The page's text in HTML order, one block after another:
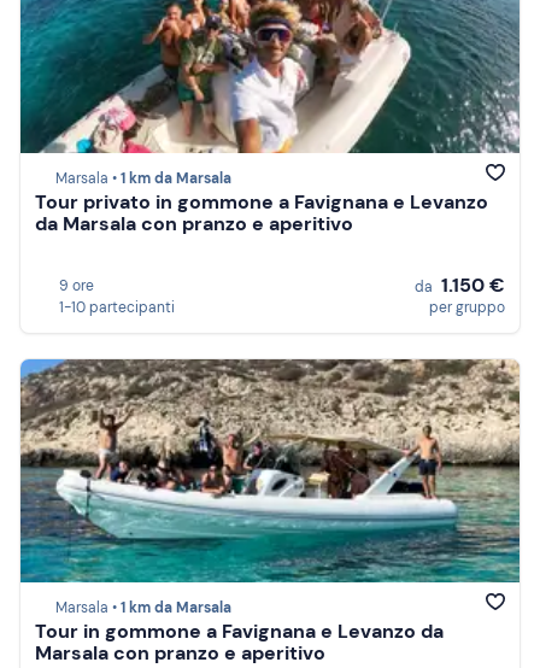
Marsala •1 km da Marsala
Tour privato in gommone a Favignana e Levanzo
da Marsala con pranzo e aperitivo
9 ore
1-10 partecipanti
da 1.150 €
per gruppo
Marsala •1 km da Marsala
Tour in gommone a Favignana e Levanzo da
Marsala con pranzo e aperitivo